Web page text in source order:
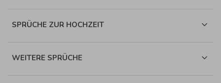
SPRÜCHE ZUR HOCHZEIT
WEITERE SPRÜCHE